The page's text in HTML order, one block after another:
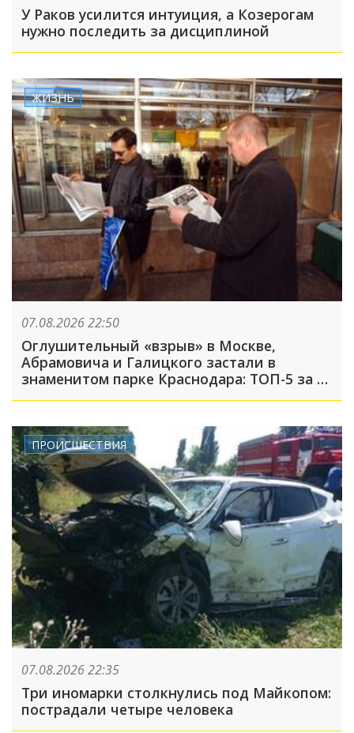
У Раков усилится интуиция, а Козерогам
нужно последить за дисциплиной
ЖИЗНЬ
07.08.2026 22:50
Оглушительный «взрыв» в Москве,
Абрамовича и Галицкого застали в
знаменитом парке Краснодара: ТОП-5 за 7
ПРОИСШЕСТВИЯ
07.08.2026 22:35
Три иномарки столкнулись под Майкопом:
пострадали четыре человека